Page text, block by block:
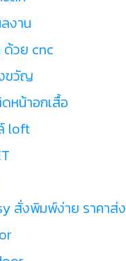
งาน
ด้วย cnc
ขวัญ
หน้าอกเสื้อ
loft
สั่งพิมพ์ง่าย ราคาส่ง